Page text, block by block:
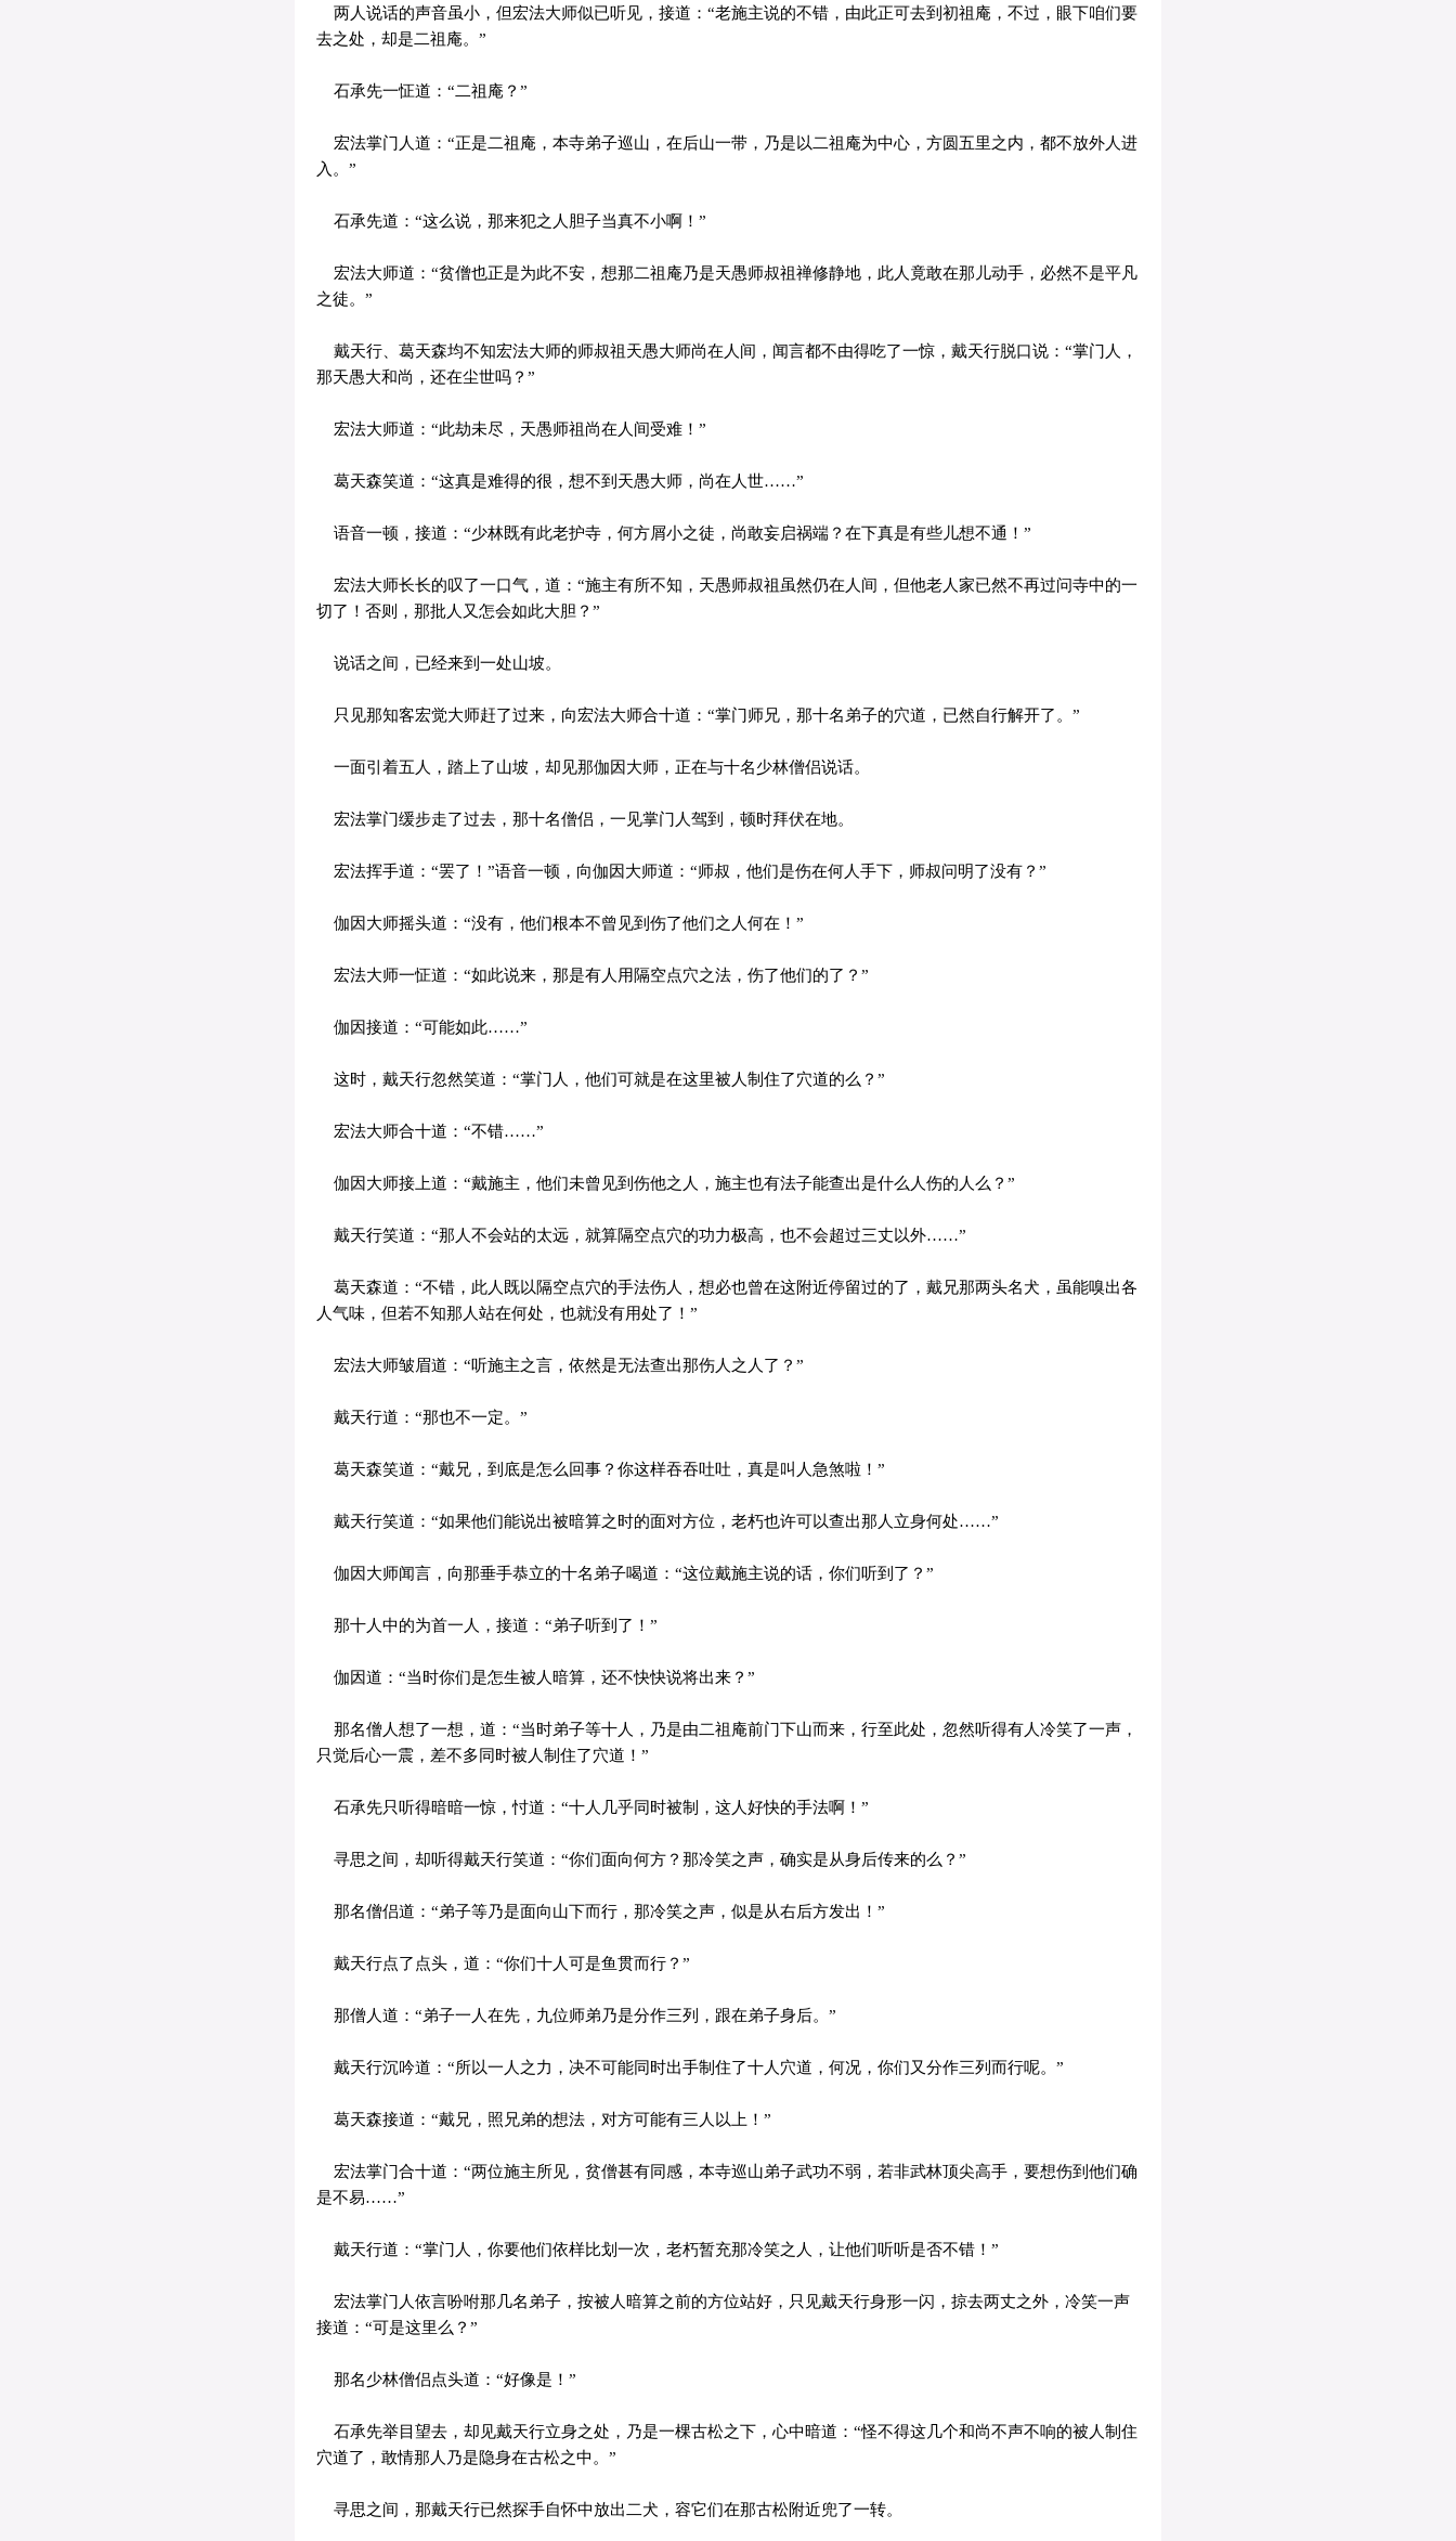
两人说话的声音虽小，但宏法大师似已听见，接道：“老施主说的不错，由此正可去到初祖庵，不过，眼下咱们要
去之处，却是二祖庵。”
石承先一怔道：“二祖庵？”
宏法掌门人道：“正是二祖庵，本寺弟子巡山，在后山一带，乃是以二祖庵为中心，方圆五里之内，都不放外人进
入。”
石承先道：“这么说，那来犯之人胆子当真不小啊！”
宏法大师道：“贫僧也正是为此不安，想那二祖庵乃是天愚师叔祖禅修静地，此人竟敢在那儿动手，必然不是平凡
之徒。”
戴天行、葛天森均不知宏法大师的师叔祖天愚大师尚在人间，闻言都不由得吃了一惊，戴天行脱口说：“掌门人，
那天愚大和尚，还在尘世吗？”
宏法大师道：“此劫未尽，天愚师祖尚在人间受难！”
葛天森笑道：“这真是难得的很，想不到天愚大师，尚在人世……”
语音一顿，接道：“少林既有此老护寺，何方屑小之徒，尚敢妄启祸端？在下真是有些儿想不通！”
宏法大师长长的叹了一口气，道：“施主有所不知，天愚师叔祖虽然仍在人间，但他老人家已然不再过问寺中的一
切了！否则，那批人又怎会如此大胆？”
说话之间，已经来到一处山坡。
只见那知客宏觉大师赶了过来，向宏法大师合十道：“掌门师兄，那十名弟子的穴道，已然自行解开了。”
一面引着五人，踏上了山坡，却见那伽因大师，正在与十名少林僧侣说话。
宏法掌门缓步走了过去，那十名僧侣，一见掌门人驾到，顿时拜伏在地。
宏法挥手道：“罢了！”语音一顿，向伽因大师道：“师叔，他们是伤在何人手下，师叔问明了没有？”
伽因大师摇头道：“没有，他们根本不曾见到伤了他们之人何在！”
宏法大师一怔道：“如此说来，那是有人用隔空点穴之法，伤了他们的了？”
伽因接道：“可能如此……”
这时，戴天行忽然笑道：“掌门人，他们可就是在这里被人制住了穴道的么？”
宏法大师合十道：“不错……”
伽因大师接上道：“戴施主，他们未曾见到伤他之人，施主也有法子能查出是什么人伤的人么？”
戴天行笑道：“那人不会站的太远，就算隔空点穴的功力极高，也不会超过三丈以外……”
葛天森道：“不错，此人既以隔空点穴的手法伤人，想必也曾在这附近停留过的了，戴兄那两头名犬，虽能嗅出各
人气味，但若不知那人站在何处，也就没有用处了！”
宏法大师皱眉道：“听施主之言，依然是无法查出那伤人之人了？”
戴天行道：“那也不一定。”
葛天森笑道：“戴兄，到底是怎么回事？你这样吞吞吐吐，真是叫人急煞啦！”
戴天行笑道：“如果他们能说出被暗算之时的面对方位，老朽也许可以查出那人立身何处……”
伽因大师闻言，向那垂手恭立的十名弟子喝道：“这位戴施主说的话，你们听到了？”
那十人中的为首一人，接道：“弟子听到了！”
伽因道：“当时你们是怎生被人暗算，还不快快说将出来？”
那名僧人想了一想，道：“当时弟子等十人，乃是由二祖庵前门下山而来，行至此处，忽然听得有人冷笑了一声，
只觉后心一震，差不多同时被人制住了穴道！”
石承先只听得暗暗一惊，忖道：“十人几乎同时被制，这人好快的手法啊！”
寻思之间，却听得戴天行笑道：“你们面向何方？那冷笑之声，确实是从身后传来的么？”
那名僧侣道：“弟子等乃是面向山下而行，那冷笑之声，似是从右后方发出！”
戴天行点了点头，道：“你们十人可是鱼贯而行？”
那僧人道：“弟子一人在先，九位师弟乃是分作三列，跟在弟子身后。”
戴天行沉吟道：“所以一人之力，决不可能同时出手制住了十人穴道，何况，你们又分作三列而行呢。”
葛天森接道：“戴兄，照兄弟的想法，对方可能有三人以上！”
宏法掌门合十道：“两位施主所见，贫僧甚有同感，本寺巡山弟子武功不弱，若非武林顶尖高手，要想伤到他们确
是不易……”
戴天行道：“掌门人，你要他们依样比划一次，老朽暂充那冷笑之人，让他们听听是否不错！”
宏法掌门人依言吩咐那几名弟子，按被人暗算之前的方位站好，只见戴天行身形一闪，掠去两丈之外，冷笑一声
接道：“可是这里么？”
那名少林僧侣点头道：“好像是！”
石承先举目望去，却见戴天行立身之处，乃是一棵古松之下，心中暗道：“怪不得这几个和尚不声不响的被人制住
穴道了，敢情那人乃是隐身在古松之中。”
寻思之间，那戴天行已然探手自怀中放出二犬，容它们在那古松附近兜了一转。